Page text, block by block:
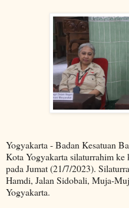
Yogyakarta - Badan Kesatuan
Kota Yogyakarta silaturrahim
pada Jumat (21/7/2023).
Hamdi, Jalan Sidobali, Muja-
Yogyakarta.